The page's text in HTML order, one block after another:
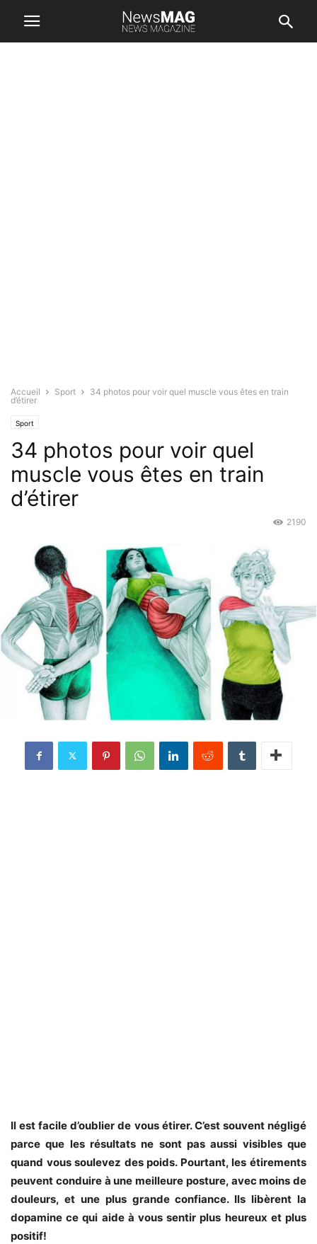
Accueil Sport
34 photos pour voir quel muscle vous êtes en train
d’étirer
Sport
34 photos pour voir quel
muscle vous êtes en train
d’étirer
2190
Il est facile d’oublier de vous étirer. C’est souvent négligé
parce que les résultats ne sont pas aussi visibles que
quand vous soulevez des poids. Pourtant, les étirements
peuvent conduire à une meilleure posture, avec moins de
douleurs, et une plus grande confiance. Ils libèrent la
dopamine ce qui aide à vous sentir plus heureux et plus
positif!